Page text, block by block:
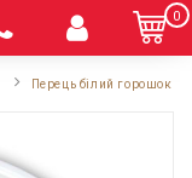
0
Перець білий горошок